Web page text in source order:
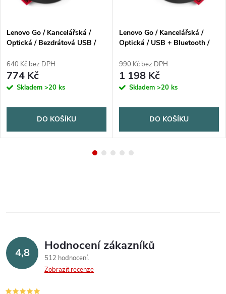
Lenovo Go / Kancelářská /
Optická / Bezdrátová USB /
640 Kč bez DPH
774 Kč
Skladem >20 ks
DO KOŠÍKU
Lenovo Go / Kancelářská /
Optická / USB + Bluetooth /
990 Kč bez DPH
1 198 Kč
Skladem >20 ks
DO KOŠÍKU
4,8 Hodnocení zákazníků
512 hodnocení
Zobrazit recenze